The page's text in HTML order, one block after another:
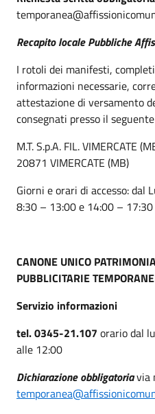
Recapito locale Pubbliche
I rotoli dei manifesti,
informazioni necessarie,
attestazione di versamento
consegnati presso il
M.T. S.p.A. FIL. VIMERCATE
20871 VIMERCATE (MB)
Giorni e orari di accesso: dal
8:30 – 13:00 e 14:00 – 17:30
CANONE UNICO
PUBBLICITARIE
Servizio informazioni
tel. 0345-21.107 orario dal
alle 12:00
Dichiarazione obbligatoriavia